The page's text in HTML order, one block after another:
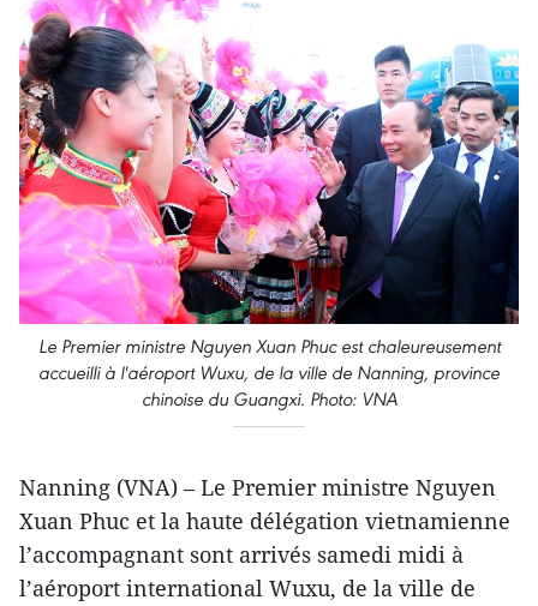
Le Premier ministre Nguyen Xuan Phuc est chaleureusement
accueilli à l'aéroport Wuxu, de la ville de Nanning, province
chinoise du Guangxi. Photo: VNA
Nanning (VNA) – Le Premier ministre Nguyen
Xuan Phuc et ​la haute délégation vietnamienne
l’accompagnant sont arrivés ​samedi midi à
l’aéroport international Wuxu, de la ville de